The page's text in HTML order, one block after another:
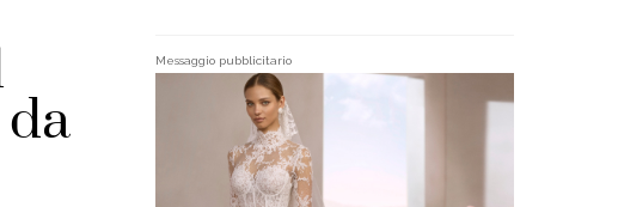
Messaggio pubblicitario